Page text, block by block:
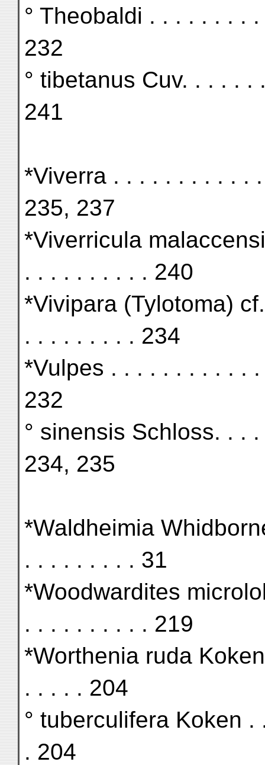
° Theobaldi . . . . . . . .
232
° tibetanus Cuv. . . . .
241
*Viverra . . . . . . . . . . .
235, 237
*Viverricula
. . . . . . . . . . 240
*Vivipara (Tylotoma)
. . . . . . . . . 234
*Vulpes . . . . . . . . . . .
232
° sinensis Schloss. . .
234, 235
*Waldheimia
. . . . . . . . . 31
*Woodwardites
. . . . . . . . . . 219
*Worthenia ruda
. . . . . 204
° tuberculifera Koken
. 204